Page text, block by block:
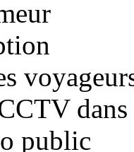
dans
public